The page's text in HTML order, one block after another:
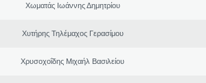
Χωματάς Ιωάννης Δημητρίου
Χυτήρης Τηλέμαχος Γερασίμου
Χρυσοχοΐδης Μιχαήλ Βασιλείου